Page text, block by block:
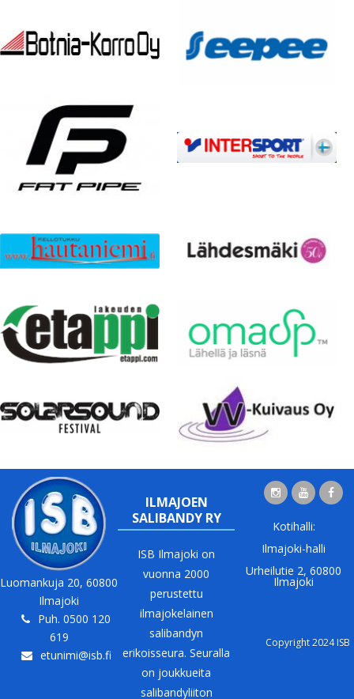
Luomankuja 20, 60800
Ilmajoki
Puh. 0500 120
619
etunimi@isb.fi
ILMAJOEN
SALIBANDY RY
ISB Ilmajoki on
vuonna 2000
perustettu
ilmajokelainen
salibandyn
erikoisseura. Seuralla
on joukkueita
salibandyliiton
Kotihalli:
Ilmajoki-halli
Urheilutie 2, 60800
Ilmajoki
Copyright 2024 ISB